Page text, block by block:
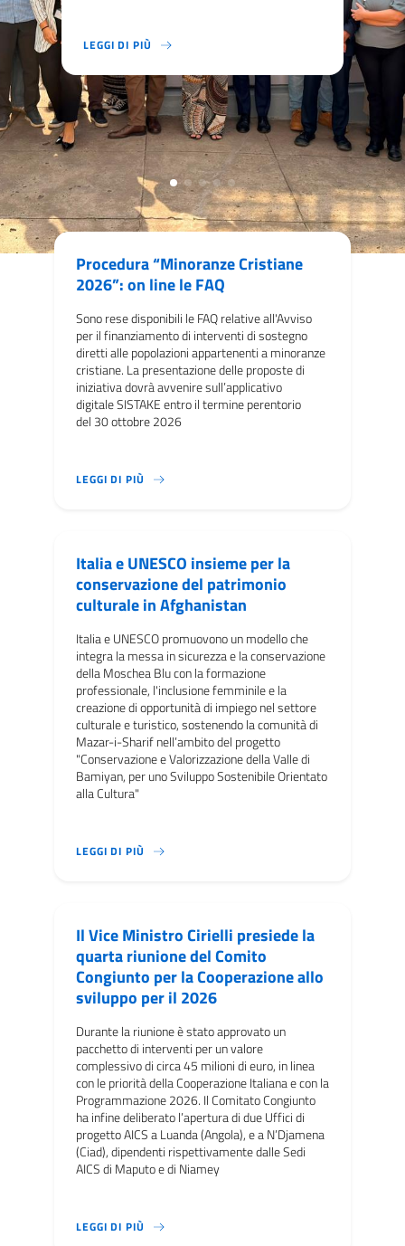
LEGGI DI PIÙ
LA VISITA SI È CONCENTRATA NELLE PROVINCE DI
LO STATO E LE PROSPETTIVE DEI PROGETTI DI
DAL 17 AL 28 AGOSTO L’ITALIA PARTECIPERÀ ALLA
IL FINANZIAMENTO SARÀ MESSO A DISPOSIZIONE DELLE
LA STRADA SERVIRÀ DIRETTAMENTE OLTRE 600.000
Procedura “Minoranze Cristiane
2026”: on line le FAQ
Sono rese disponibili le FAQ relative all'Avviso
per il finanziamento di interventi di sostegno
diretti alle popolazioni appartenenti a minoranze
cristiane. La presentazione delle proposte di
iniziativa dovrà avvenire sull’applicativo
digitale SISTAKE entro il termine perentorio
del 30 ottobre 2026
LEGGI DI PIÙ SONO RESE DISPONIBILI LE FAQ RELATIVE
Italia e UNESCO insieme per la
conservazione del patrimonio
culturale in Afghanistan
Italia e UNESCO promuovono un modello che
integra la messa in sicurezza e la conservazione
della Moschea Blu con la formazione
professionale, l'inclusione femminile e la
creazione di opportunità di impiego nel settore
culturale e turistico, sostenendo la comunità di
Mazar-i-Sharif nell’ambito del progetto
"Conservazione e Valorizzazione della Valle di
Bamiyan, per uno Sviluppo Sostenibile Orientato
alla Cultura"
LEGGI DI PIÙ ITALIA E UNESCO PROMUOVONO UN
Il Vice Ministro Cirielli presiede la
quarta riunione del Comito
Congiunto per la Cooperazione allo
sviluppo per il 2026
Durante la riunione è stato approvato un
pacchetto di interventi per un valore
complessivo di circa 45 milioni di euro, in linea
con le priorità della Cooperazione Italiana e con la
Programmazione 2026. Il Comitato Congiunto
ha infine deliberato l’apertura di due Uffici di
progetto AICS a Luanda (Angola), e a N’Djamena
(Ciad), dipendenti rispettivamente dalle Sedi
AICS di Maputo e di Niamey
LEGGI DI PIÙ DURANTE LA RIUNIONE È STATO